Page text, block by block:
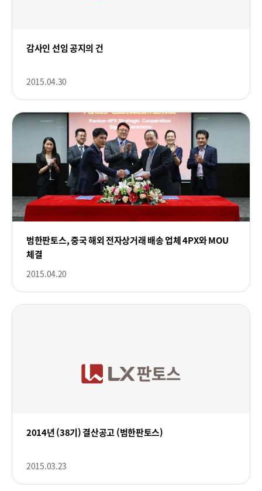
감사인 선임 공지의 건
2015.04.30
범한판토스, 중국 해외 전자상거래 배송 업체 4PX와 MOU
체결
2015.04.20
2014년 (38기) 결산공고 (범한판토스)
2015.03.23